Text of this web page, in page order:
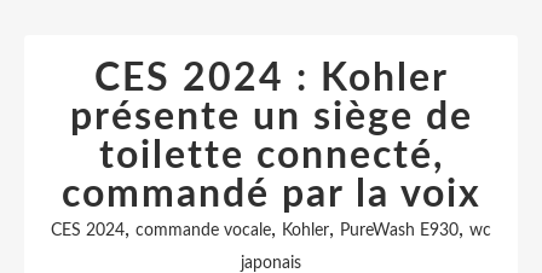
CES 2024 : Kohler
présente un siège de
toilette connecté,
commandé par la voix
CES 2024, commande vocale, Kohler, PureWash E930, wc
japonais